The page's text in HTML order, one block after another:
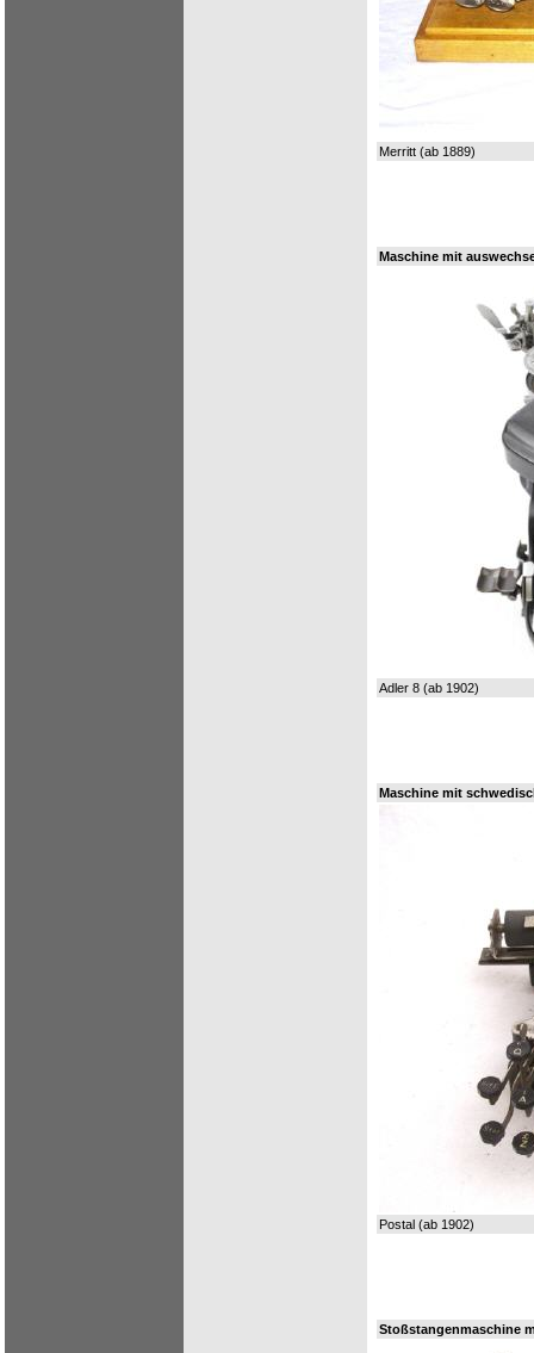
Merritt (ab 1889)
Maschine mit
Adler 8 (ab 1902)
Maschine mit
Postal (ab 1902)
Stoßstangenmaschine